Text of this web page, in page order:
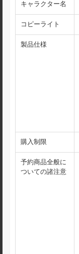
キャラクター名
コピーライト
製品仕様
購入制限
予約商品全般に
ついての諸注意